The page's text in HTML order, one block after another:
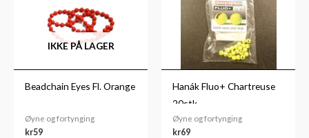
IKKE PÅ LAGER
Beadchain Eyes Fl. Orange
Øyne og fortynging
kr59
Hanák Fluo+ Chartreuse
20stk
Øyne og fortynging
kr69